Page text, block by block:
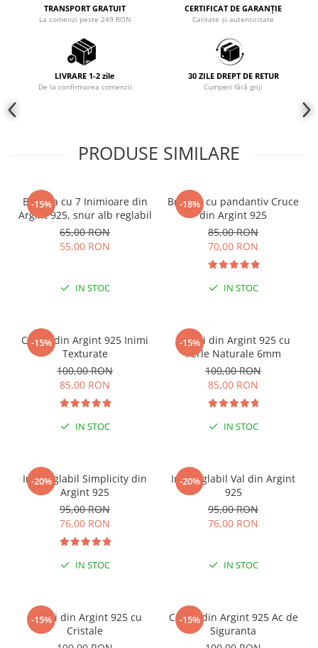
Coliere cu mărgele colorate și
Coliere cu pietre semiprețioase
TRANSPORT GRATUIT
La comenzi peste 249 RON
CERTIFICAT DE GARANȚIE
Calitate și autenticitate
LIVRARE 1-2 zile
De la confirmarea comenzii
30 ZILE DREPT DE RETUR
Cumperi fără griji
PRODUSE SIMILARE
-15%
Bratara cu 7 Inimioare din
Argint 925, snur alb reglabil
65,00 RON
55,00 RON
IN STOC
-18%
Bratara cu pandantiv Cruce
din Argint 925
85,00 RON
70,00 RON
IN STOC
-15%
Cercei din Argint 925 Inimi
Texturate
100,00 RON
85,00 RON
IN STOC
-15%
Cercei din Argint 925 cu
Perle Naturale 6mm
100,00 RON
85,00 RON
IN STOC
-20%
Inel reglabil Simplicity din
Argint 925
95,00 RON
76,00 RON
IN STOC
-20%
Inel reglabil Val din Argint
925
95,00 RON
76,00 RON
IN STOC
-15%
Cercei din Argint 925 cu
Cristale
-15%
Cercei din Argint 925 Ac de
Siguranta